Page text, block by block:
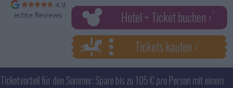
Hotel + Ticket buchen ›
Tickets kaufen ›
Ticketvorteil für den Sommer: Spare bis zu 105 € pro Person mit einem